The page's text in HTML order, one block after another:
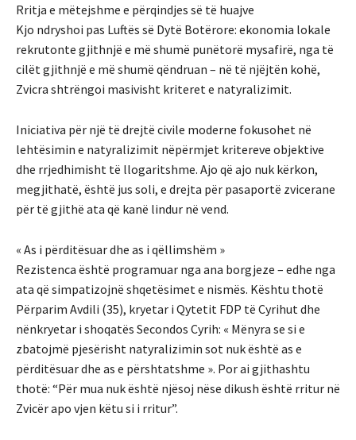
Rritja e mëtejshme e përqindjes së të huajve
Kjo ndryshoi pas Luftës së Dytë Botërore: ekonomia lokale
rekrutonte gjithnjë e më shumë punëtorë mysafirë, nga të
cilët gjithnjë e më shumë qëndruan – në të njëjtën kohë,
Zvicra shtrëngoi masivisht kriteret e natyralizimit.
Iniciativa për një të drejtë civile moderne fokusohet në
lehtësimin e natyralizimit nëpërmjet kritereve objektive
dhe rrjedhimisht të llogaritshme. Ajo që ajo nuk kërkon,
megjithatë, është jus soli, e drejta për pasaportë zvicerane
për të gjithë ata që kanë lindur në vend.
« As i përditësuar dhe as i qëllimshëm »
Rezistenca është programuar nga ana borgjeze – edhe nga
ata që simpatizojnë shqetësimet e nismës. Kështu thotë
Përparim Avdili (35), kryetar i Qytetit FDP të Cyrihut dhe
nënkryetar i shoqatës Secondos Cyrih: « Mënyra se si e
zbatojmë pjesërisht natyralizimin sot nuk është as e
përditësuar dhe as e përshtatshme ». Por ai gjithashtu
thotë: “Për mua nuk është njësoj nëse dikush është rritur në
Zvicër apo vjen këtu si i rritur”.